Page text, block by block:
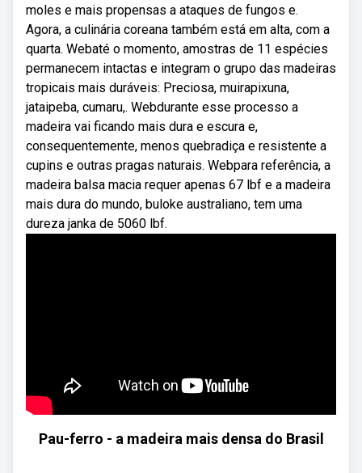
moles e mais propensas a ataques de fungos e.
Agora, a culinária coreana também está em alta, com a
quarta. Webaté o momento, amostras de 11 espécies
permanecem intactas e integram o grupo das madeiras
tropicais mais duráveis: Preciosa, muirapixuna,
jataipeba, cumaru,. Webdurante esse processo a
madeira vai ficando mais dura e escura e,
consequentemente, menos quebradiça e resistente a
cupins e outras pragas naturais. Webpara referência, a
madeira balsa macia requer apenas 67 lbf e a madeira
mais dura do mundo, buloke australiano, tem uma
dureza janka de 5060 lbf.
Pau-ferro - a madeira mais densa do Brasil